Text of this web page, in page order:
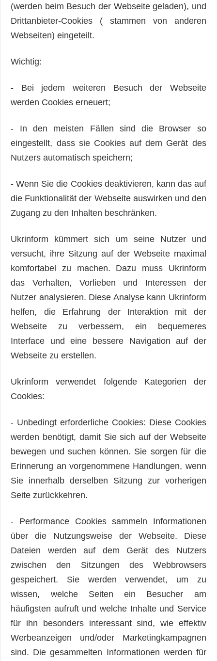
(werden beim Besuch der Webseite geladen), und
Drittanbieter-Cookies ( stammen von anderen
Webseiten) eingeteilt.
Wichtig:
- Bei jedem weiteren Besuch der Webseite
werden Cookies erneuert;
- In den meisten Fällen sind die Browser so
eingestellt, dass sie Cookies auf dem Gerät des
Nutzers automatisch speichern;
- Wenn Sie die Cookies deaktivieren, kann das auf
die Funktionalität der Webseite auswirken und den
Zugang zu den Inhalten beschränken.
Ukrinform kümmert sich um seine Nutzer und
versucht, ihre Sitzung auf der Webseite maximal
komfortabel zu machen. Dazu muss Ukrinform
das Verhalten, Vorlieben und Interessen der
Nutzer analysieren. Diese Analyse kann Ukrinform
helfen, die Erfahrung der Interaktion mit der
Webseite zu verbessern, ein bequemeres
Interface und eine bessere Navigation auf der
Webseite zu erstellen.
Ukrinform verwendet folgende Kategorien der
Cookies:
- Unbedingt erforderliche Cookies: Diese Cookies
werden benötigt, damit Sie sich auf der Webseite
bewegen und suchen können. Sie sorgen für die
Erinnerung an vorgenommene Handlungen, wenn
Sie innerhalb derselben Sitzung zur vorherigen
Seite zurückkehren.
- Performance Cookies sammeln Informationen
über die Nutzungsweise der Webseite. Diese
Dateien werden auf dem Gerät des Nutzers
zwischen den Sitzungen des Webbrowsers
gespeichert. Sie werden verwendet, um zu
wissen, welche Seiten ein Besucher am
häufigsten aufruft und welche Inhalte und Service
für ihn besonders interessant sind, wie effektiv
Werbeanzeigen und/oder Marketingkampagnen
sind. Die gesammelten Informationen werden für